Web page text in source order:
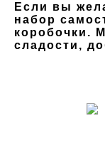
Если вы
набор
коробочки.
сладости,